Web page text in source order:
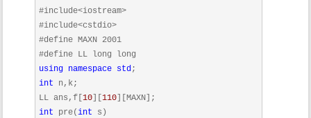
#include<iostream>
#include<cstdio>
#define MAXN 2001
#define LL long long
using namespace std
int n,k;
LL ans,f[10 ][110
int pre(int s)